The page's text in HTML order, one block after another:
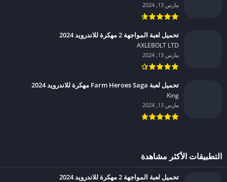
مارس 13, 2024
تحميل لعبة المواجهة 2 مهكرة للاندرويد 2024
AXLEBOLT LTD‏
مارس 13, 2024
تحميل لعبة Farm Heroes Saga مهكرة للاندرويد 2024
King‏
مارس 13, 2024
التطبيقات الأكثر مشاهدة
تحميل لعبة المواجهة 2 مهكرة للاندرويد 2024